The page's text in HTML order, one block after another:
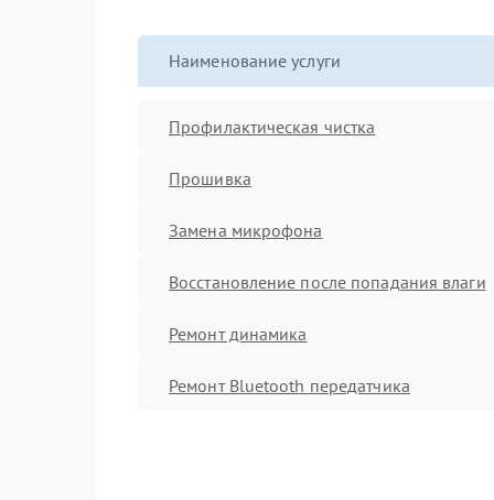
Наименование услуги
Профилактическая чистка
Прошивка
Замена микрофона
Восстановление после попадания влаги
Ремонт динамика
Ремонт Bluetooth передатчика